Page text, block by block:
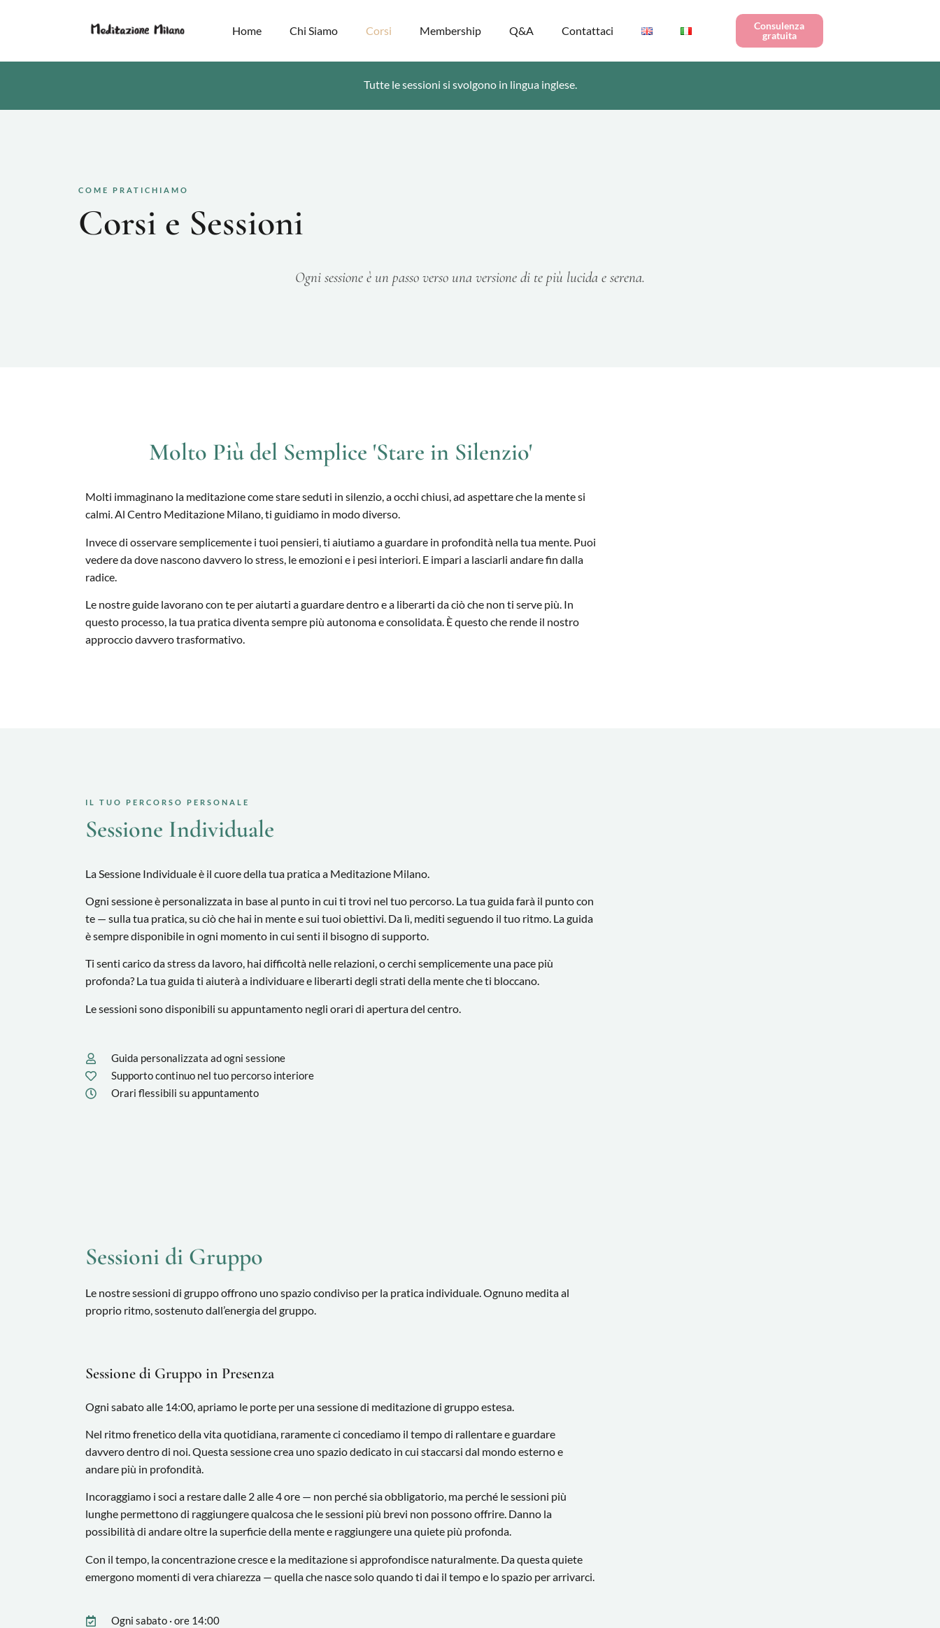
Home Chi Siamo Corsi Membership Q&A Contattaci
Consulenza
gratuita
Tutte le sessioni si svolgono in lingua inglese.
COME PRATICHIAMO
Corsi e Sessioni
Ogni sessione è un passo verso una versione di te più lucida e serena.
Molto Più del Semplice 'Stare in Silenzio'
Molti immaginano la meditazione come stare seduti in silenzio, a occhi chiusi, ad aspettare che la mente si
calmi. Al Centro Meditazione Milano, ti guidiamo in modo diverso.
Invece di osservare semplicemente i tuoi pensieri, ti aiutiamo a guardare in profondità nella tua mente. Puoi
vedere da dove nascono davvero lo stress, le emozioni e i pesi interiori. E impari a lasciarli andare fin dalla
radice.
Le nostre guide lavorano con te per aiutarti a guardare dentro e a liberarti da ciò che non ti serve più. In
questo processo, la tua pratica diventa sempre più autonoma e consolidata. È questo che rende il nostro
approccio davvero trasformativo.
IL TUO PERCORSO PERSONALE
Sessione Individuale
La Sessione Individuale è il cuore della tua pratica a Meditazione Milano.
Ogni sessione è personalizzata in base al punto in cui ti trovi nel tuo percorso. La tua guida farà il punto con
te — sulla tua pratica, su ciò che hai in mente e sui tuoi obiettivi. Da lì, mediti seguendo il tuo ritmo. La guida
è sempre disponibile in ogni momento in cui senti il bisogno di supporto.
Ti senti carico da stress da lavoro, hai difficoltà nelle relazioni, o cerchi semplicemente una pace più
profonda? La tua guida ti aiuterà a individuare e liberarti degli strati della mente che ti bloccano.
Le sessioni sono disponibili su appuntamento negli orari di apertura del centro.
Guida personalizzata ad ogni sessione
Supporto continuo nel tuo percorso interiore
Orari flessibili su appuntamento
Sessioni di Gruppo
Le nostre sessioni di gruppo offrono uno spazio condiviso per la pratica individuale. Ognuno medita al
proprio ritmo, sostenuto dall’energia del gruppo.
Sessione di Gruppo in Presenza
Ogni sabato alle 14:00, apriamo le porte per una sessione di meditazione di gruppo estesa.
Nel ritmo frenetico della vita quotidiana, raramente ci concediamo il tempo di rallentare e guardare
davvero dentro di noi. Questa sessione crea uno spazio dedicato in cui staccarsi dal mondo esterno e
andare più in profondità.
Incoraggiamo i soci a restare dalle 2 alle 4 ore — non perché sia obbligatorio, ma perché le sessioni più
lunghe permettono di raggiungere qualcosa che le sessioni più brevi non possono offrire. Danno la
possibilità di andare oltre la superficie della mente e raggiungere una quiete più profonda.
Con il tempo, la concentrazione cresce e la meditazione si approfondisce naturalmente. Da questa quiete
emergono momenti di vera chiarezza — quella che nasce solo quando ti dai il tempo e lo spazio per arrivarci.
Ogni sabato · ore 14:00